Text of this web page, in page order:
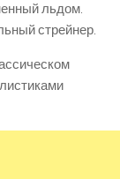
льдом.
стрейнер.